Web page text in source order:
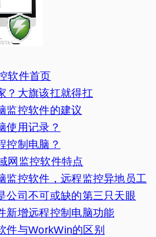
软件首页
？大旗该扛就得扛
监控软件的建议
使用记录？
控制电脑？
网监控软件特点
监控软件，远程监控异地员工
公司不可或缺的第三只天眼
新增远程控制电脑功能
件与WorkWin的区别